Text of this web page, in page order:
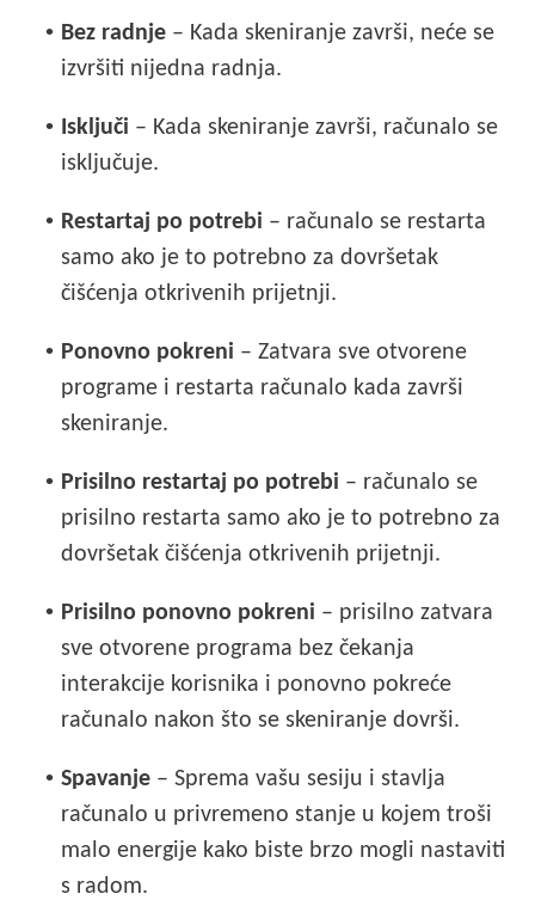
• Bez radnje – Kada skeniranje završi, neće se
izvršiti nijedna radnja.
• Isključi – Kada skeniranje završi, računalo se
isključuje.
• Restartaj po potrebi – računalo se restarta
samo ako je to potrebno za dovršetak
čišćenja otkrivenih prijetnji.
• Ponovno pokreni – Zatvara sve otvorene
programe i restarta računalo kada završi
skeniranje.
• Prisilno restartaj po potrebi – računalo se
prisilno restarta samo ako je to potrebno za
dovršetak čišćenja otkrivenih prijetnji.
• Prisilno ponovno pokreni – prisilno zatvara
sve otvorene programa bez čekanja
interakcije korisnika i ponovno pokreće
računalo nakon što se skeniranje dovrši.
• Spavanje – Sprema vašu sesiju i stavlja
računalo u privremeno stanje u kojem troši
malo energije kako biste brzo mogli nastaviti
s radom.